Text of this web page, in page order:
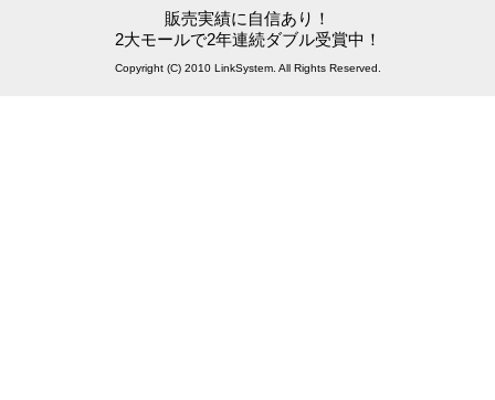
販売実績に自信あり！
2大モールで2年連続ダブル受賞中！
Copyright (C) 2010 LinkSystem. All Rights Reserved.